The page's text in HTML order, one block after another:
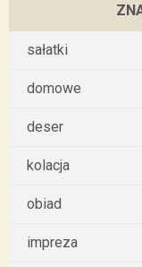
sałatki
domowe
deser
kolacja
obiad
impreza